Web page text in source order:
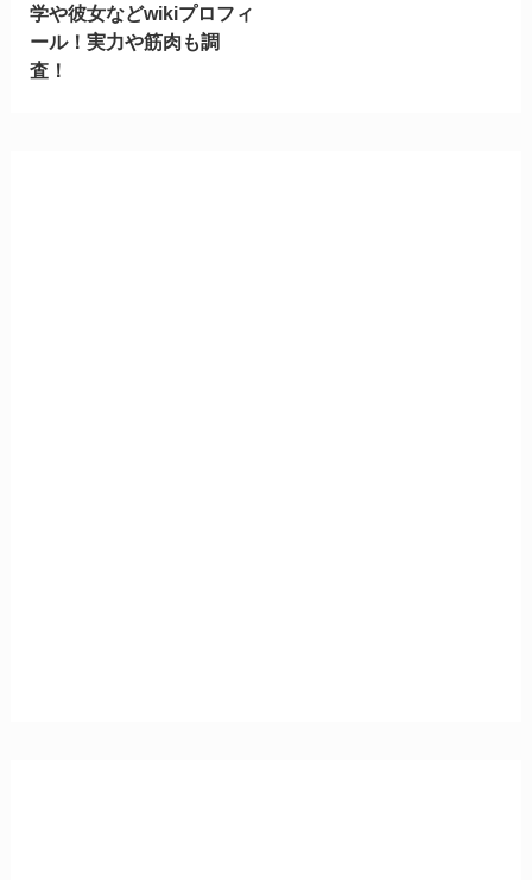
学や彼女などwikiプロフィ
ール！実力や筋肉も調
査！